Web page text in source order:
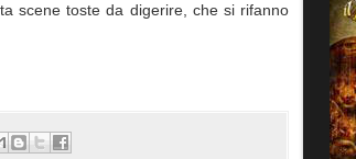
scene toste da digerire, che si rifanno